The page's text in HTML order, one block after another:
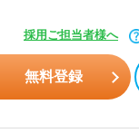
採用ご担当者様へ
無料登録